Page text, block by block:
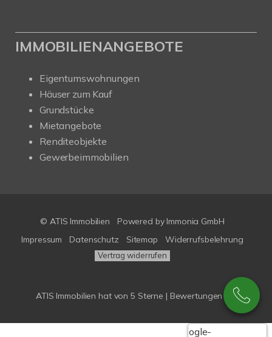
IMMOBILIENANGEBOTE
Eigentumswohnungen
Häuser zum Kauf
Grundstücke
Mietangebote
Renditeobjekte
Gewerbeimmobilien
© ATIS Immobilien Powered by Immonia GmbH
Impressum
Datenschutz Sitemap Widerrufsbelehrung
Vertrag widerrufen
ATIS Immobilien hat von5 Sterne | Bewertungen bei
Google-